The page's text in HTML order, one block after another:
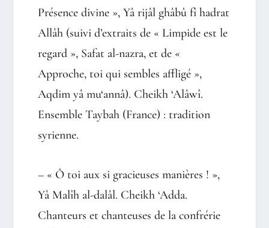
Présence divine », Yâ rijâl ghâbû fî hadrat
Allâh (suivi d’extraits de « Limpide est le
regard », Safat al-nazra, et de «
Approche, toi qui sembles affligé »,
Aqdim yâ mu‘annâ). Cheikh ‘Alâwî.
Ensemble Taybah (France) : tradition
syrienne.
– « Ô toi aux si gracieuses manières ! »,
Yâ Malîh al-dalâl. Cheikh ‘Adda.
Chanteurs et chanteuses de la confrérie